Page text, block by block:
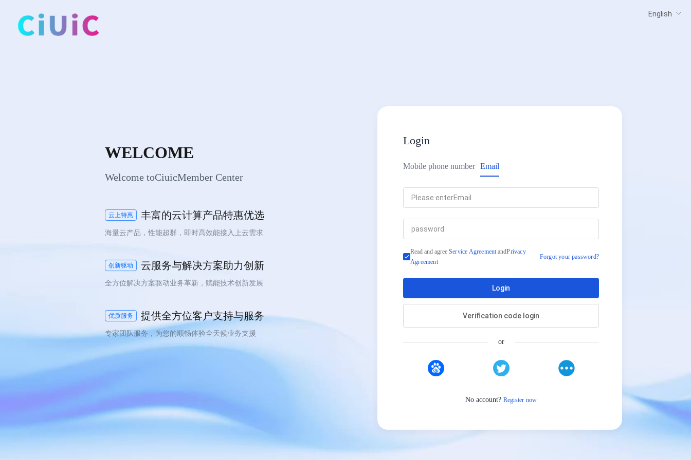
WELCOME
Welcome toCiuicMember Center
云上特惠 丰富的云计算产品特惠优选
海量云产品，性能超群，即时高效能接入上云需求
创新驱动 云服务与解决方案助力创新
全方位解决方案驱动业务革新，赋能技术创新发展
优质服务 提供全方位客户支持与服务
专家团队服务，为您的顺畅体验全天候业务支援
Login
Mobile phone number Email
Read and agree Service AgreementandPrivacy
Agreement
Forgot your password?
Login
Verification code login
or
No account? Register now